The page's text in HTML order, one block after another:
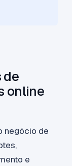
de
online
negócio de
e